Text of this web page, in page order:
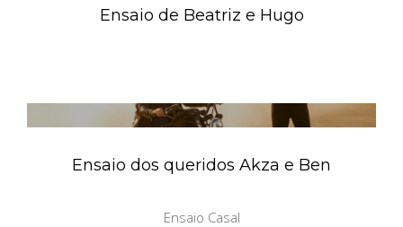
Ensaio de Beatriz e Hugo
Ensaio dos queridos Akza e Ben
Ensaio Casal